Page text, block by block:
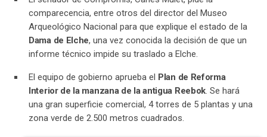
comparecencia, entre otros del director del Museo
Arqueológico Nacional para que explique el estado de la
Dama de Elche, una vez conocida la decisión de que un
informe técnico impide su traslado a Elche.
El equipo de gobierno aprueba el Plan de Reforma
Interior de la manzana de la antigua Reebok. Se hará
una gran superficie comercial, 4 torres de 5 plantas y una
zona verde de 2.500 metros cuadrados.